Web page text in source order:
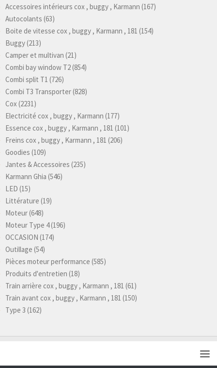
Accessoires intérieurs cox , buggy , Karmann (167)
Autocolants (63)
Boite de vitesse cox , buggy , Karmann , 181 (154)
Buggy(213)
Camper et multivan (21)
Combi bay window T2(854)
Combi split T1 (726)
Combi T3 Transporter(828)
Cox(2231)
Electricité cox , buggy , Karmann (177)
Essence cox , buggy , Karmann , 181 (101)
Freins cox , buggy , Karmann , 181 (206)
Goodies (109)
Jantes & Accessoires (235)
Karmann Ghia (546)
LED (15)
Littérature (19)
Moteur(648)
Moteur Type 4(196)
OCCASION (174)
Outillage (54)
Pièces moteur performance (585)
Produits d'entretien (18)
Train arrière cox , buggy , Karmann , 181 (61)
Train avant cox , buggy , Karmann , 181 (150)
Type 3 (162)